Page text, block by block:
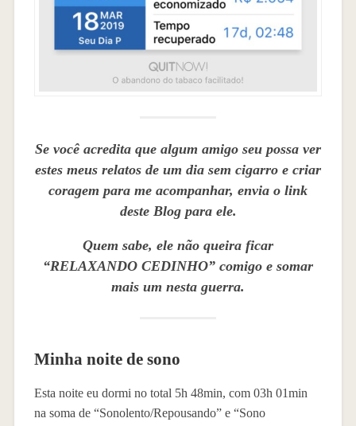
Se você acredita que algum amigo seu possa ver
estes meus relatos de um dia sem cigarro e criar
coragem para me acompanhar, envia o link
deste Blog para ele.
Quem sabe, ele não queira ficar
“RELAXANDO CEDINHO” comigo e somar
mais um nesta guerra.
Minha noite de sono
Esta noite eu dormi no total 5h 48min, com 03h 01min
na soma de “Sonolento/Repousando” e “Sono